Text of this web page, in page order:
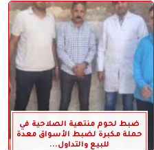
ضبط لحوم منتهية الصلاحية في
حملة مكبرة لضبط الأسواق معدة
للبيع والتداول...